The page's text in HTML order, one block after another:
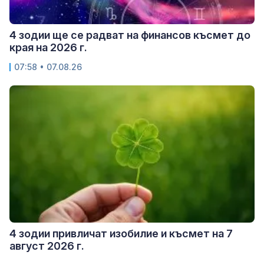
4 зодии ще се радват на финансов късмет до
края на 2026 г.
07:58 • 07.08.26
4 зодии привличат изобилие и късмет на 7
август 2026 г.